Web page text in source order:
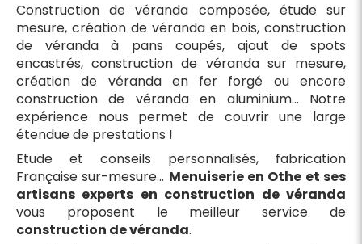
Construction de véranda composée, étude sur
mesure, création de véranda en bois, construction
de véranda à pans coupés, ajout de spots
encastrés, construction de véranda sur mesure,
création de véranda en fer forgé ou encore
construction de véranda en aluminium... Notre
expérience nous permet de couvrir une large
étendue de prestations !
Etude et conseils personnalisés, fabrication
Française sur-mesure... Menuiserie en Othe et ses
artisans experts en construction de véranda
vous proposent le meilleur service de
construction de véranda.